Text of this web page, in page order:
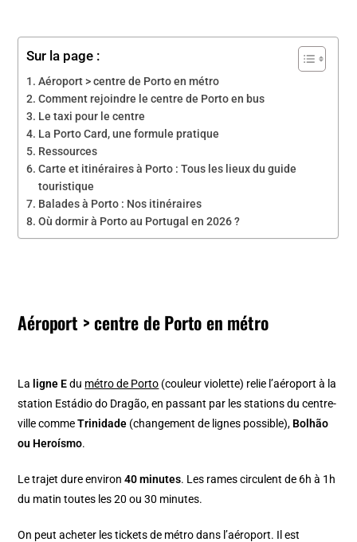
Sur la page :
Aéroport > centre de Porto en métro
Comment rejoindre le centre de Porto en bus
Le taxi pour le centre
La Porto Card, une formule pratique
Ressources
Carte et itinéraires à Porto : Tous les lieux du guide
touristique
Balades à Porto : Nos itinéraires
Où dormir à Porto au Portugal en 2026 ?
Aéroport > centre de Porto en métro
La ligne Edu métro de Porto (couleur violette) relie l’aéroport à la
station Estádio do Dragão, en passant par les stations du centre-
ville commeTrinidade (changement de lignes possible), Bolhão
ou Heroísmo.
Le trajet dure environ40 minutes. Les rames circulent de 6h à 1h
du matin toutes les 20 ou 30 minutes.
On peut acheter les tickets de métro dans l’aéroport. Il est